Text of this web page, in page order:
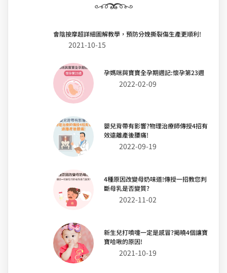
會陰按摩超詳細圖解教學，預防分娩撕裂傷生產更順利!
2021-10-15
孕媽咪與寶寶全孕期週記:懷孕第23週
2022-02-09
嬰兒背帶有影響?物理治療師傳授4招有
效遠離產後腰痛!
2022-09-19
4種原因改變母奶味道!傳授一招教您判
斷母乳是否變質?
2022-11-02
新生兒打噴嚏一定是感冒?揭曉4個讓寶
寶哈啾的原因!
2021-10-19